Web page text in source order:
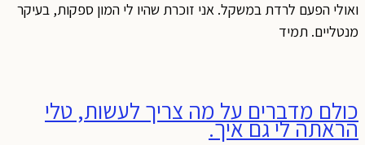
ואולי הפעם לרדת במשקל. אני זוכרת שהיו לי המון ספקות, בעיקר
מנטליים. תמיד
כולם מדברים על מה צריך לעשות, טלי
הראתה לי גם איך.